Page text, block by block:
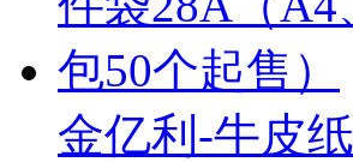
金亿利-牛皮